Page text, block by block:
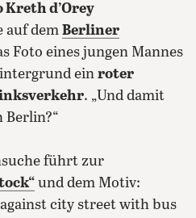
Kreth d’Orey
auf dem Berliner
Foto eines jungen Mannes
ein roter
. „Und damit
führt zur
und dem Motiv:
city street with bus